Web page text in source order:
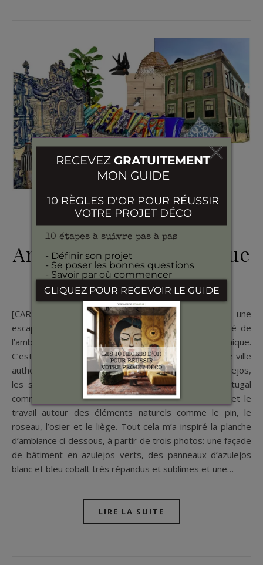
AUTOUR DU MONDE ,STYLES DÉCO
Inspiration déco:
Ambiance rétro graphique
à Lisbonne
[CARNETS DÉCO AUTOUR DU MONDE] Après une
escapade à Lisbonne, je vous présente un concentré de
l’ambiance lisboète sous une ambiance rétro et graphique.
C’est vraiment comme ça que j’ai vu et ressenti cette ville
authentique, colorée et animée.On y retrouve les azulejos,
les sols pavés en bichromie, les symboles du Portugal
comme la sardine et l’hirondelle, la chaise Gonzalo et le
travail autour des éléments naturels comme le pin, le
roseau, l’osier et le liège. Tout cela m’a inspiré la planche
d’ambiance ci dessous, à partir de trois photos: une façade
de bâtiment en azulejos verts, des panneaux d’azulejos
blanc et bleu cobalt très répandus et sublimes et une…
LIRE LA SUITE